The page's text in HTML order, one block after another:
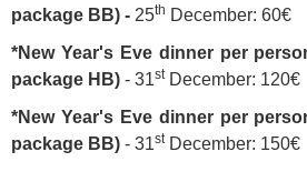
package BB) - 25th December: 60€
*New Year's Eve dinner per
package HB) - 31stDecember: 120€
*New Year's Eve dinner per
package BB) - 31stDecember: 150€